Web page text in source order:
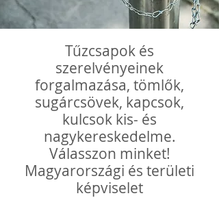
Tűzcsapok és
szerelvényeinek
forgalmazása, tömlők,
sugárcsövek, kapcsok,
kulcsok kis- és
nagykereskedelme.
Válasszon minket!
Magyarországi és területi
képviselet